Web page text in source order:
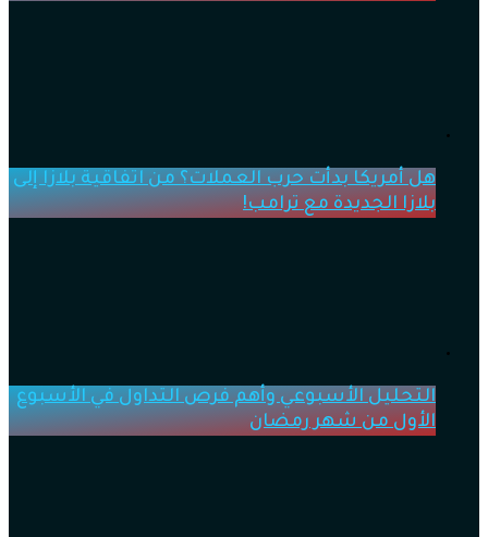
هل أمريكا بدأت حرب العملات؟ من اتفاقية بلازا إلى
بلازا الجديدة مع ترامب!
التحليل الأسبوعي وأهم فرص التداول في الأسبوع
الأول من شهر رمضان